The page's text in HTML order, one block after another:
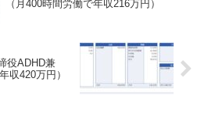
（月400時間労働で年収216万円）
役ADHD兼
収420万円）